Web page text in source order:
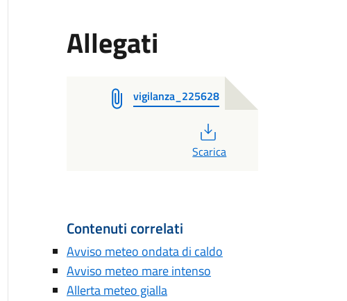
Allegati
vigilanza_225628
Scarica
Contenuti correlati
Avviso meteo ondata di caldo
Avviso meteo mare intenso
Allerta meteo gialla